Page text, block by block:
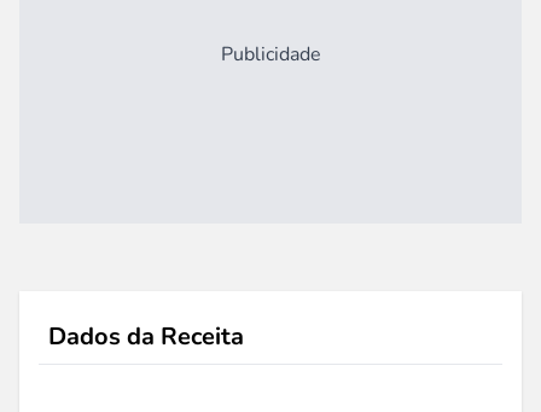
Publicidade
Dados da Receita